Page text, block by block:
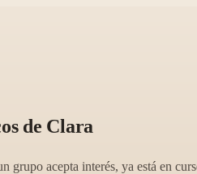
de Clara
grupo acepta interés, ya está en